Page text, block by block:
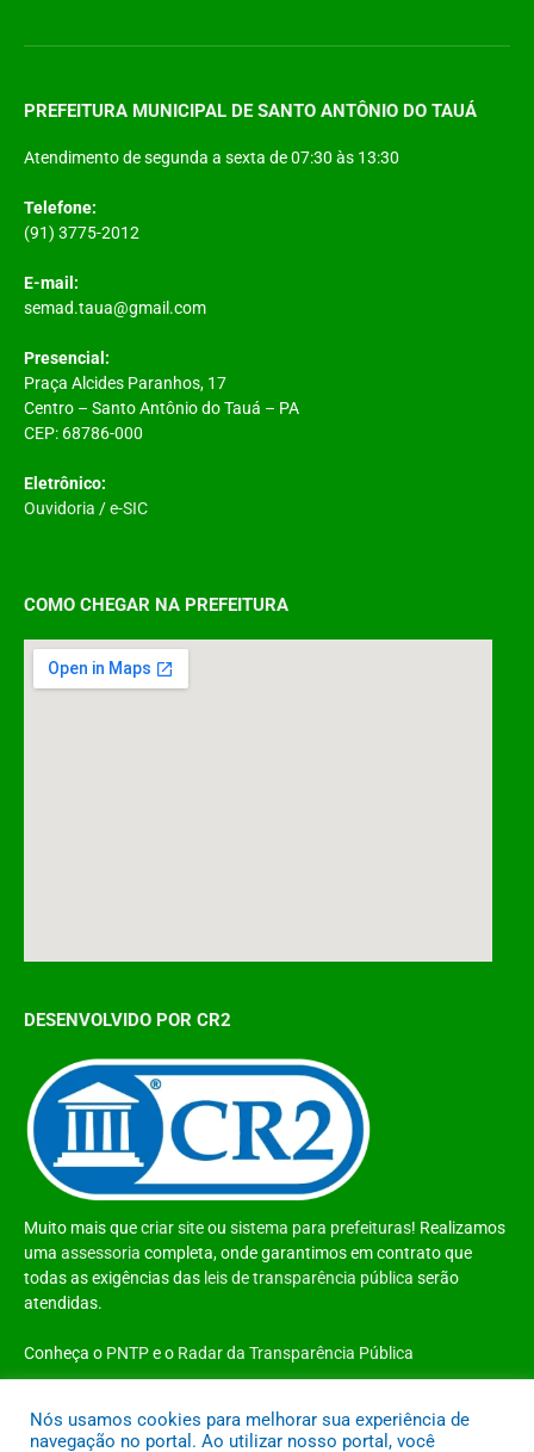
PREFEITURA MUNICIPAL DE SANTO ANTÔNIO DO TAUÁ
Atendimento de segunda a sexta de 07:30 às 13:30
Telefone:
(91) 3775-2012
E-mail:
semad.taua@gmail.com
Presencial:
Praça Alcides Paranhos, 17
Centro – Santo Antônio do Tauá – PA
CEP: 68786-000
Eletrônico:
Ouvidoria /e-SIC
COMO CHEGAR NA PREFEITURA
DESENVOLVIDO POR CR2
Muito mais quecriar siteou sistema para prefeituras! Realizamos
uma assessoria completa, onde garantimos em contrato que
todas as exigências das leis de transparência pública serão
atendidas.
Conheça o PNTPe o Radar da Transparência Pública
Nós usamos cookies para melhorar sua experiência de
navegação no portal. Ao utilizar nosso portal, você